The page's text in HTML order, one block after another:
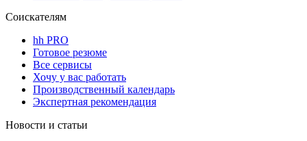
Соискателям
hh PRO
Готовое резюме
Все сервисы
Хочу у вас работать
Производственный календарь
Экспертная рекомендация
Новости и статьи